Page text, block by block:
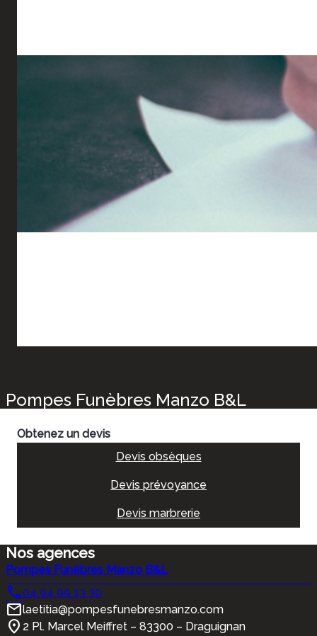
Pompes Funèbres Manzo B&L
Obtenez un devis
Devis obsèques
Devis prévoyance
Devis marbrerie
Nos agences
Pompes Funèbres Manzo B&L
04 94 99 13 30
laetitia@pompesfunebresmanzo.com
2 Pl. Marcel Meiffret – 83300 – Draguignan